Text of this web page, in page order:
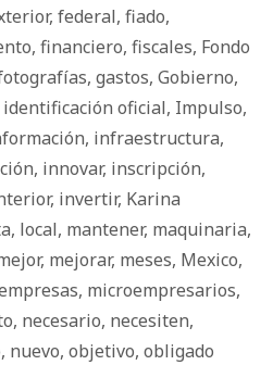
, federal, fiado,
, financiero, fiscales, Fondo
, gastos, Gobierno,
identificación oficial, Impulso,
, infraestructura,
, innovar, inscripción,
, invertir, Karina
, local, mantener, maquinaria,
, mejorar, meses, Mexico,
, microempresarios,
, necesario, necesiten,
, nuevo, objetivo, obligado